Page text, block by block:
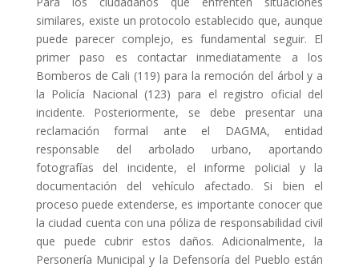
similares, existe un protocolo establecido que, aunque
puede parecer complejo, es fundamental seguir. El
primer paso es contactar inmediatamente a los
Bomberos de Cali (119) para la remoción del árbol y a
la Policía Nacional (123) para el registro oficial del
incidente. Posteriormente, se debe presentar una
reclamación formal ante el DAGMA, entidad
responsable del arbolado urbano, aportando
fotografías del incidente, el informe policial y la
documentación del vehículo afectado. Si bien el
proceso puede extenderse, es importante conocer que
la ciudad cuenta con una póliza de responsabilidad civil
que puede cubrir estos daños. Adicionalmente, la
Personería Municipal y la Defensoría del Pueblo están